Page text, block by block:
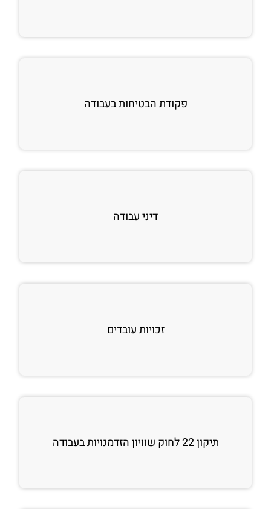
פקודת הבטיחות בעבודה
דיני עבודה
זכויות עובדים
תיקון 22 לחוק שוויון הזדמנויות בעבודה